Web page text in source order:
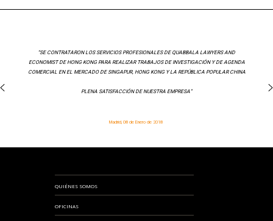
“SE CONTRATARON LOS SERVICIOS PROFESIONALES DE QUABBALA LAWYERS AND
ECONOMIST DE HONG KONG PARA REALIZAR TRABAJOS DE INVESTIGACIÓN Y DE AGENDA
COMERCIAL EN EL MERCADO DE SINGAPUR, HONG KONG Y LA REPÚBLICA POPULAR CHINA
PLENA SATISFACCIÓN DE NUESTRA EMPRESA”
Madrid, 08 de Enero de 2018
QUIÉNES SOMOS
OFICINAS